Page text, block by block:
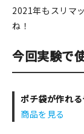
2021年もスリマ
ね！
今回実験で
ポチ袋が作れ
商品を見る